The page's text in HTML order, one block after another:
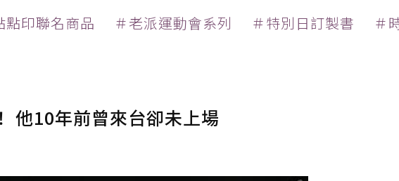
點印聯名商品 ＃老派運動會系列 ＃特別日訂製書 ＃
他10年前曾來台卻未上場